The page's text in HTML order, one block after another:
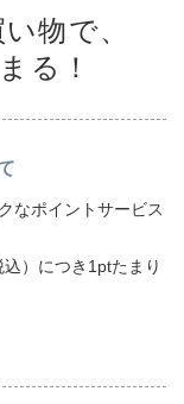
物で、
る！
なポイントサービス
）につき1ptたまり